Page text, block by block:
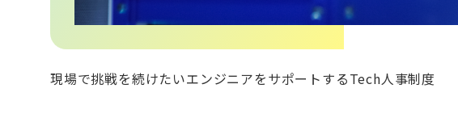
現場で挑戦を続けたいエンジニアをサポートするTech人事制度